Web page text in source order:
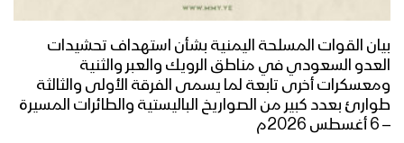
بيان القوات المسلحة اليمنية بشأن استهداف تحشيدات
العدو السعودي في مناطق الرويك والعبر والثنية
ومعسكرات أخرى تابعة لما يسمى الفرقة الأولى والثالثة
طوارئ بعدد كبير من الصواريخ الباليستية والطائرات المسيرة
– 6 أغسطس 2026م